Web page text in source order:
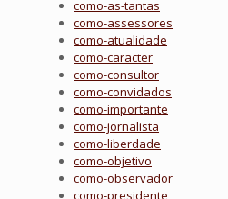
como-as-tantas
como-assessores
como-atualidade
como-caracter
como-consultor
como-convidados
como-importante
como-jornalista
como-liberdade
como-objetivo
como-observador
como-presidente